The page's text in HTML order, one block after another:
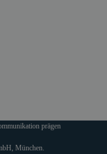
prägen
München.